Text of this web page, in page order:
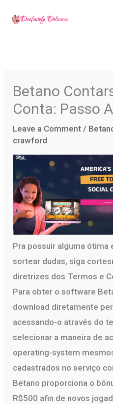
Betano
Conta: Passo
Leave a Comment /
crawford
Pra possuir alguma ótima
sortear dudas, siga
diretrizes dos Termos e
Para obter o software
download diretamente
acessando-o através do
selecionar a maneira de
operating-system
cadastrados no serviço
Betano proporciona o
R$500 afin de novos